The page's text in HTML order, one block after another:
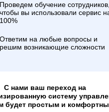
С нами ваш переход на
систему
будет простым и
Проведем обучение сотрудников,
чтобы вы использовали сервис
100%
Ответим на любые вопросы и
решим возникающие сложности